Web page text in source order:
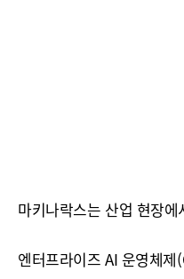
마키나락스는 산업 현장
엔터프라이즈 AI 운영체